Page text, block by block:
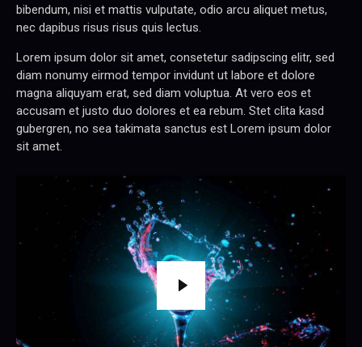
bibendum, nisi et mattis vulputate, odio arcu aliquet metus,
nec dapibus risus risus quis lectus.
Lorem ipsum dolor sit amet, consetetur sadipscing elitr, sed
diam nonumy eirmod tempor invidunt ut labore et dolore
magna aliquyam erat, sed diam voluptua. At vero eos et
accusam et justo duo dolores et ea rebum. Stet clita kasd
gubergren, no sea takimata sanctus est Lorem ipsum dolor
sit amet.